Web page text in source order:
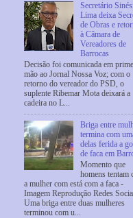
Secretário
Lima deixa
de Obras e
à Câmara de
Vereadores de
Barrocas
Decisão foi comunicada em
mão ao Jornal Nossa Voz; com o
retorno do vereador do PSD, o
suplente Ribemar Mota deixará a
cadeira no L...
Briga entre
termina com
delas ferida a
de faca em
Momento que
homens tentam
a mulher com está com a faca -
Imagem Reprodução Redes
Uma briga entre duas mulheres
terminou com u...